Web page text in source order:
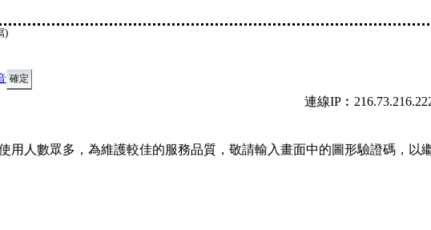
)
連線
用人數眾多，為維護較佳的服務品質，敬請輸入畫面中的圖形驗證碼，以